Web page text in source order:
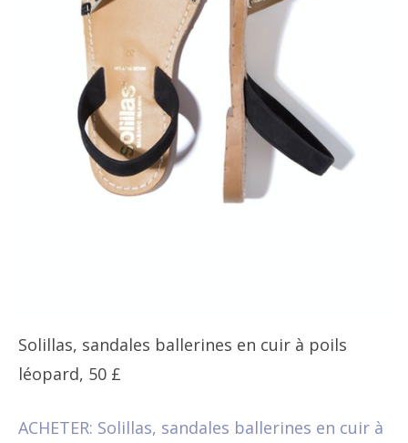
Solillas, sandales ballerines en cuir à poils
léopard, 50 £
ACHETER: Solillas, sandales ballerines en cuir à